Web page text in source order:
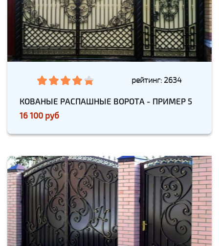
рейтинг: 2634
КОВАНЫЕ РАСПАШНЫЕ ВОРОТА - ПРИМЕР 5
16 100 руб